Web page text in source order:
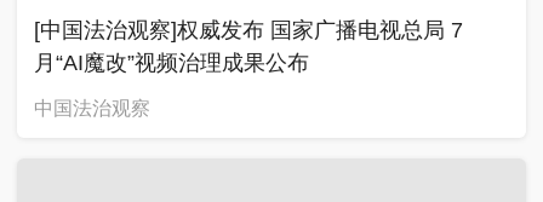
[中国法治观察]权威发布 国家广播电视总局 7
月“AI魔改”视频治理成果公布
中国法治观察